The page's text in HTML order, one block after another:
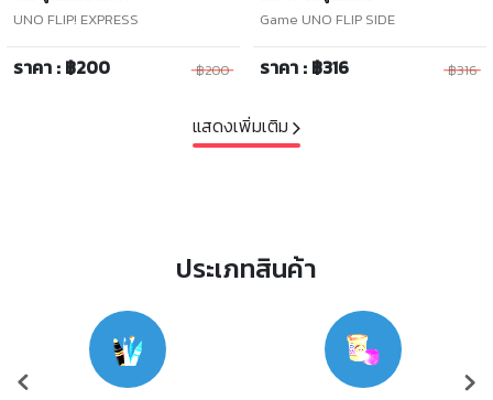
UNO FLIP! EXPRESS
ราคา : ฿200 ฿200
Game UNO FLIP SIDE
ราคา : ฿316 ฿316
แสดงเพิ่มเติม
ประเภทสินค้า